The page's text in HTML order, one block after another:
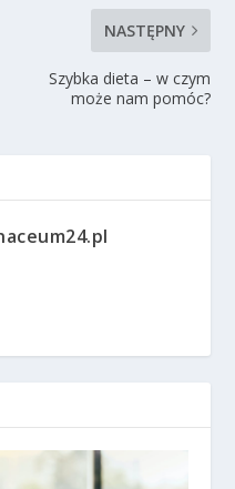
NASTĘPNY
Szybka dieta – w czym
może nam pomóc?